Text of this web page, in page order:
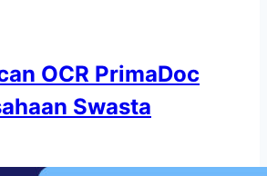
OCR PrimaDoc
Swasta